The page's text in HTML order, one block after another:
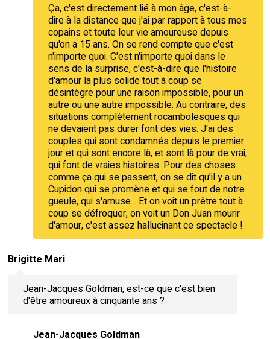
Ça, c'est directement lié à mon âge, c'est-à-
dire à la distance que j'ai par rapport à tous mes
copains et toute leur vie amoureuse depuis
qu'on a 15 ans. On se rend compte que c'est
n'importe quoi. C'est n'importe quoi dans le
sens de la surprise, c'est-à-dire que l'histoire
d'amour la plus solide tout à coup se
désintègre pour une raison impossible, pour un
autre ou une autre impossible. Au contraire, des
situations complètement rocambolesques qui
ne devaient pas durer font des vies. J'ai des
couples qui sont condamnés depuis le premier
jour et qui sont encore là, et sont là pour de vrai,
qui font de vraies histoires. Pour des choses
comme ça qui se passent, on se dit qu'il y a un
Cupidon qui se promène et qui se fout de notre
gueule, qui s'amuse... Et on voit un prêtre tout à
coup se défroquer, on voit un Don Juan mourir
d'amour, c'est assez hallucinant ce spectacle !
Brigitte Mari
Jean-Jacques Goldman, est-ce que c'est bien
d'être amoureux à cinquante ans ?
Jean-Jacques Goldman